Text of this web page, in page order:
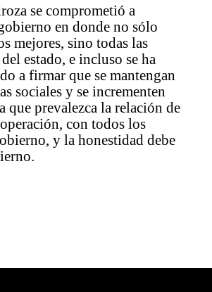
se comprometió a
en donde no sólo
mejores, sino todas las
estado, e incluso se ha
a firmar que se mantengan
sociales y se incrementen
que prevalezca la relación de
con todos los
y la honestidad debe